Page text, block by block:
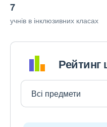
7
учнів в інклюзивних класах
Рейтинг